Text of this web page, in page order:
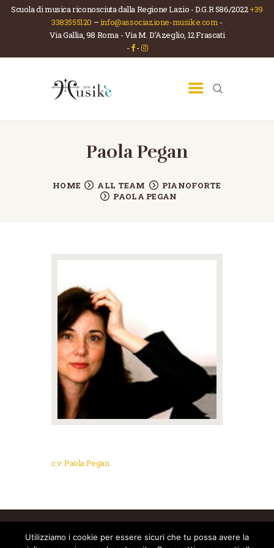
Scuola di musica riconosciuta dalla Regione Lazio - D.G.R 586/2022+39
3383555120 –info@associazione-musike.com -
Via Gallia, 98 Roma - Via M. D’Azeglio, 12 Frascati
- -
Paola Pegan
HOME ALL TEAM
PIANOFORTE
PAOLA PEGAN
ASSOCIAZIONE MUSIKÈ
Scuola di musica e teatro
HOME
CHI SIAMO
CORSI
CONTATTI
c.v. Paola Pegan
61 - 00044 Frascati (Roma) c.f. 92019420584
Utilizziamo i cookie per essere sicuri che tu possa avere la